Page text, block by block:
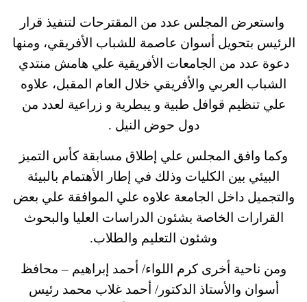
واستعرض المجلس عدد من المقترحات لتنفيذ قرار
الرئيس بتحويل أسوان عاصمة للشباب الأفريقي، ومنها
دعوة عدد من الجامعات الأفريقية علي هامش منتدي
الشباب العربي والأفريقي خلال العام المقبل، علاوه
علي تنظيم قوافل طبية و يبطرية و زراعية لعدد من
دول حوض النيل .
وكما وافق المجلس علي إطلاق مسابقة كأس التميز
البيئي بين الكليات وذلك في إطار الأهتمام بالبيئة
والتجميل داخل الجامعة علاوه علي الموافقة علي بعض
القرارات الخاصة بشئون الدراسات العليا والبحوث
وشئون التعليم والطلاب.
ومن ناحية أخرى كرم اللواء/ أحمد إبراهيم – محافظ
أسوان والأستاذ الدكتور/ أحمد غلاب محمد رئيس